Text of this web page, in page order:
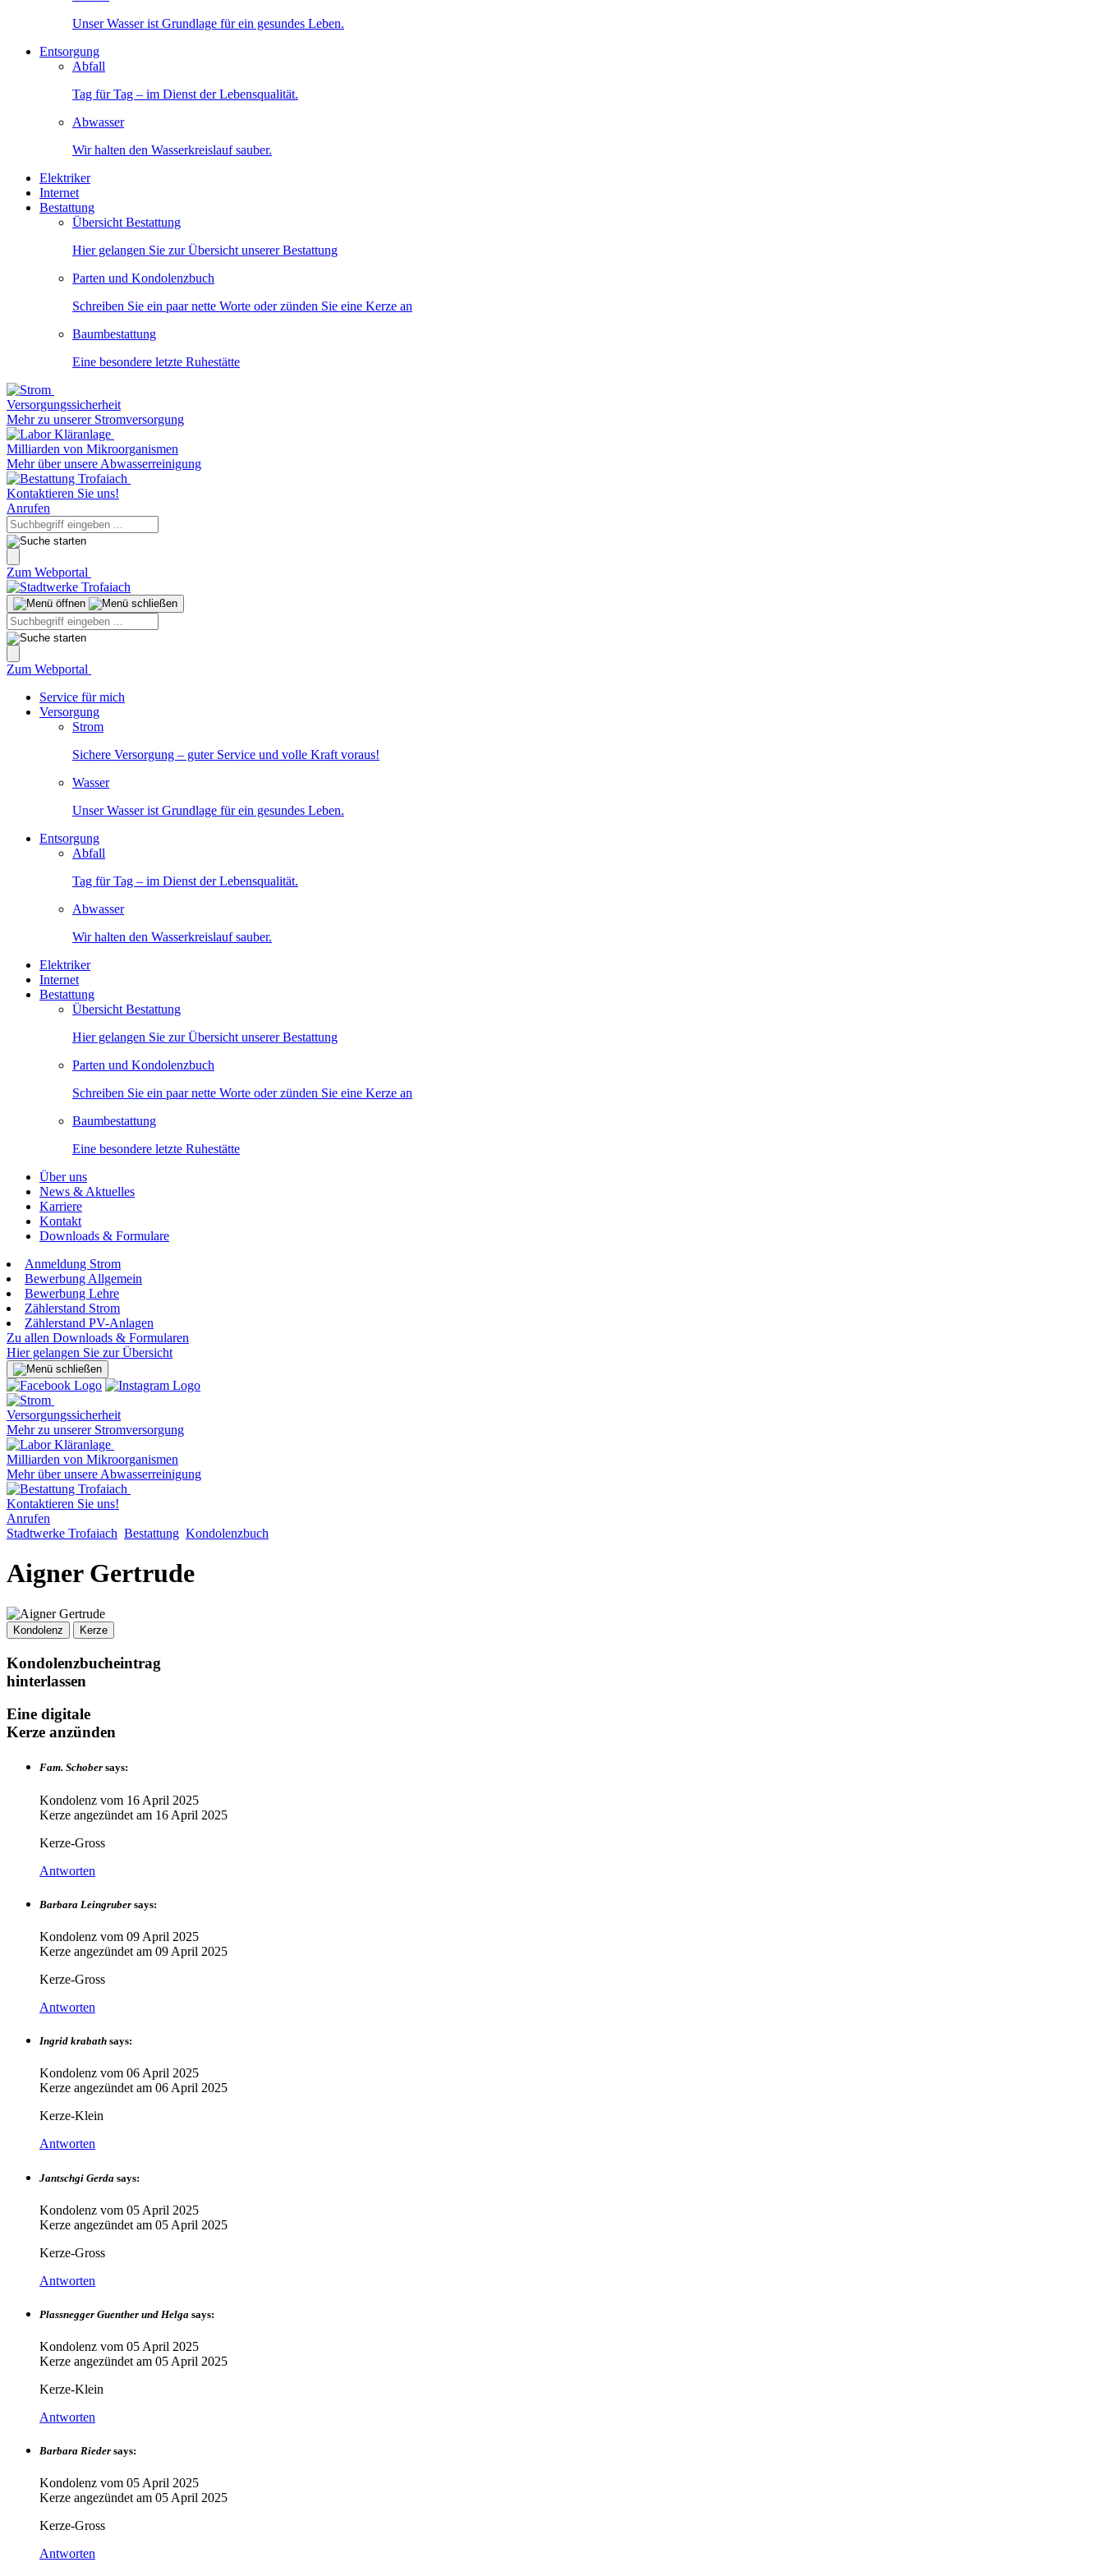
Unser Wasser ist Grundlage für ein gesundes Leben.
Entsorgung
Abfall
Tag für Tag – im Dienst der Lebensqualität.
Abwasser
Wir halten den Wasserkreislauf sauber.
Elektriker
Internet
Bestattung
Übersicht Bestattung
Hier gelangen Sie zur Übersicht unserer Bestattung
Parten und Kondolenzbuch
Schreiben Sie ein paar nette Worte oder zünden Sie eine Kerze an
Baumbestattung
Eine besondere letzte Ruhestätte
Versorgungssicherheit
Mehr zu unserer Stromversorgung
Milliarden von Mikroorganismen
Mehr über unsere Abwasserreinigung
Kontaktieren Sie uns!
Anrufen
Zum Webportal
Zum Webportal
Service für mich
Versorgung
Strom
Sichere Versorgung – guter Service und volle Kraft voraus!
Wasser
Unser Wasser ist Grundlage für ein gesundes Leben.
Entsorgung
Abfall
Tag für Tag – im Dienst der Lebensqualität.
Abwasser
Wir halten den Wasserkreislauf sauber.
Elektriker
Internet
Bestattung
Übersicht Bestattung
Hier gelangen Sie zur Übersicht unserer Bestattung
Parten und Kondolenzbuch
Schreiben Sie ein paar nette Worte oder zünden Sie eine Kerze an
Baumbestattung
Eine besondere letzte Ruhestätte
Über uns
News & Aktuelles
Karriere
Kontakt
Downloads & Formulare
Anmeldung Strom
Bewerbung Allgemein
Bewerbung Lehre
Zählerstand Strom
Zählerstand PV-Anlagen
Zu allen Downloads & Formularen
Hier gelangen Sie zur Übersicht
Versorgungssicherheit
Mehr zu unserer Stromversorgung
Milliarden von Mikroorganismen
Mehr über unsere Abwasserreinigung
Kontaktieren Sie uns!
Anrufen
Stadtwerke Trofaiach Bestattung Kondolenzbuch
Aigner Gertrude
Kondolenz Kerze
Kondolenzbucheintrag
hinterlassen
Eine digitale
Kerze anzünden
Fam. Schober says:
Kondolenz vom 16 April 2025
Kerze angezündet am 16 April 2025
Kerze-Gross
Antworten
Barbara Leingruber says:
Kondolenz vom 09 April 2025
Kerze angezündet am 09 April 2025
Kerze-Gross
Antworten
Ingrid krabath says:
Kondolenz vom 06 April 2025
Kerze angezündet am 06 April 2025
Kerze-Klein
Antworten
Jantschgi Gerda says:
Kondolenz vom 05 April 2025
Kerze angezündet am 05 April 2025
Kerze-Gross
Antworten
Plassnegger Guenther und Helga says:
Kondolenz vom 05 April 2025
Kerze angezündet am 05 April 2025
Kerze-Klein
Antworten
Barbara Rieder says:
Kondolenz vom 05 April 2025
Kerze angezündet am 05 April 2025
Kerze-Gross
Antworten